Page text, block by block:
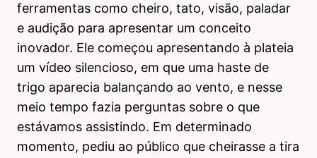
ferramentas como cheiro, tato, visão, paladar
e audição para apresentar um conceito
inovador. Ele começou apresentando à plateia
um vídeo silencioso, em que uma haste de
trigo aparecia balançando ao vento, e nesse
meio tempo fazia perguntas sobre o que
estávamos assistindo. Em determinado
momento, pediu ao público que cheirasse a tira